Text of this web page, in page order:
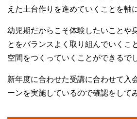
えた土台作りを進めていくことを軸
幼児期だからこそ体験したいことや
とをバランスよく取り組んでいくこ
空間をつくっていくことができるで
新年度に合わせた受講に合わせて入
ーンを実施しているので確認をして